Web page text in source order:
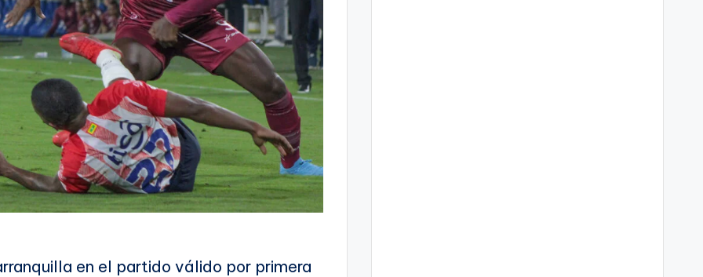
en el partido válido por primera